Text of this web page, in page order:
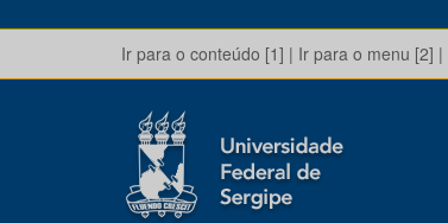
Ir para o conteúdo [1] | Ir para o menu [2] |